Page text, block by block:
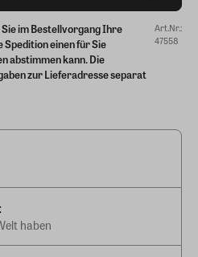
im Bestellvorgang Ihre
Spedition einen für Sie
abstimmen kann. Die
zur Lieferadresse separat
Art.Nr.:
47558
haben